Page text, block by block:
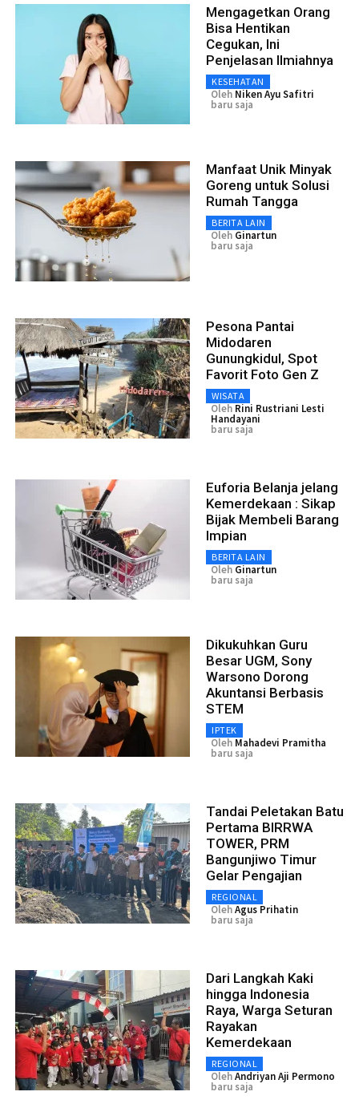
Mengagetkan Orang
Bisa Hentikan
Cegukan, Ini
Penjelasan Ilmiahnya
KESEHATAN
Oleh Niken Ayu Safitri
baru saja
Manfaat Unik Minyak
Goreng untuk Solusi
Rumah Tangga
BERITA LAIN
Oleh Ginartun
baru saja
Pesona Pantai
Midodaren
Gunungkidul, Spot
Favorit Foto Gen Z
WISATA
Oleh Rini Rustriani Lesti
Handayani
baru saja
Euforia Belanja jelang
Kemerdekaan : Sikap
Bijak Membeli Barang
Impian
BERITA LAIN
Oleh Ginartun
baru saja
Dikukuhkan Guru
Besar UGM, Sony
Warsono Dorong
Akuntansi Berbasis
STEM
IPTEK
Oleh Mahadevi Pramitha
baru saja
Tandai Peletakan Batu
Pertama BIRRWA
TOWER, PRM
Bangunjiwo Timur
Gelar Pengajian
REGIONAL
OlehAgus Prihatin
baru saja
Dari Langkah Kaki
hingga Indonesia
Raya, Warga Seturan
Rayakan
Kemerdekaan
REGIONAL
OlehAndriyan Aji Permono
baru saja